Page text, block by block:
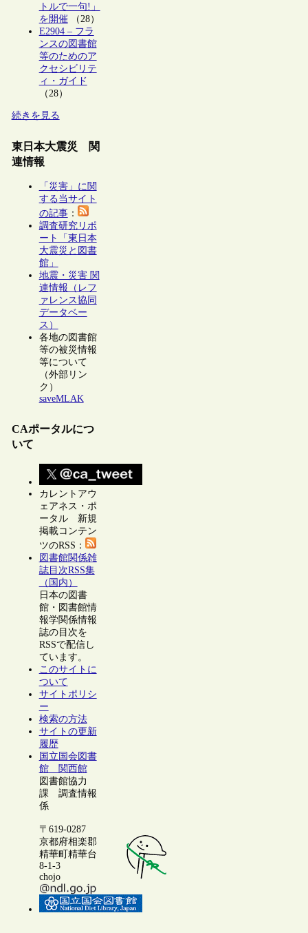
トルで一句!」
を開催（28）
E2904 – フラ
ンスの図書館
等のためのア
クセシビリテ
ィ・ガイド
（28）
続きを見る
東日本大震災 関
連情報
「災害」に関
する当サイト
の記事：
調査研究リポ
ート「東日本
大震災と図書
館」
地震・災害 関
連情報（レフ
ァレンス協同
データベー
ス）
各地の図書館
等の被災情報
等について
（外部リン
ク）
saveMLAK
CAポータルにつ
いて
カレントアウ
ェアネス・ポ
ータル 新規
掲載コンテン
ツのRSS：
図書館関係雑
誌目次RSS集
（国内）
日本の図書
館・図書館情
報学関係情報
誌の目次を
RSSで配信し
ています。
このサイトに
ついて
サイトポリシ
ー
検索の方法
サイトの更新
履歴
国立国会図書
館 関西館
図書館協力
課 調査情報
係
〒619-0287
京都府相楽郡
精華町精華台
8-1-3
chojo